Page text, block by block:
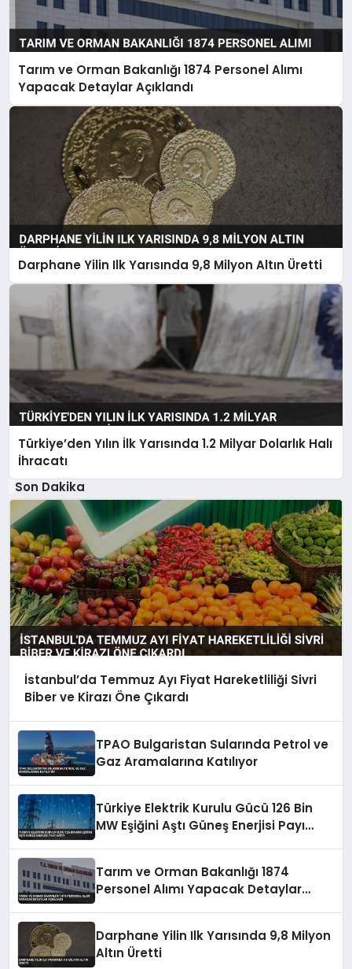
Tarım ve Orman Bakanlığı 1874 Personel Alımı
Yapacak Detaylar Açıklandı
Darphane Yilin Ilk Yarısında 9,8 Milyon Altın Üretti
Türkiye’den Yılın İlk Yarısında 1.2 Milyar Dolarlık Halı
İhracatı
Son Dakika
İstanbul’da Temmuz Ayı Fiyat Hareketliliği Sivri
Biber ve Kirazı Öne Çıkardı
TPAO Bulgaristan Sularında Petrol ve
Gaz Aramalarına Katılıyor
Türkiye Elektrik Kurulu Gücü 126 Bin
MW Eşiğini Aştı Güneş Enerjisi Payı
Tarım ve Orman Bakanlığı 1874
Personel Alımı Yapacak Detaylar
Darphane Yilin Ilk Yarısında 9,8 Milyon
Altın Üretti